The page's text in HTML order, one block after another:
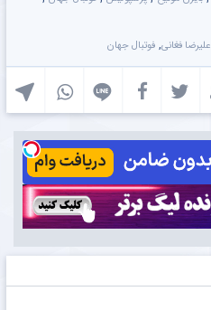
علیرضا فغانی, فوتبال جهان